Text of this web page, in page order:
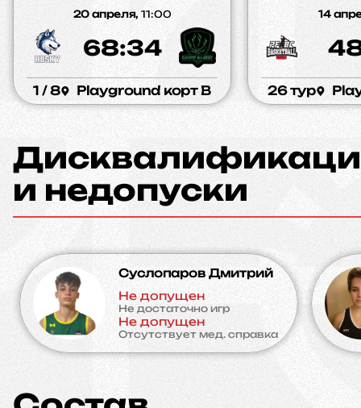
20 апреля, 11:00
68:34
1 / 8 Playground корт B
14
26 тур
и недопуски
Суслопаров Дмитрий
Не допущен
Не достаточно игр
Не допущен
Отсутствует мед. справка